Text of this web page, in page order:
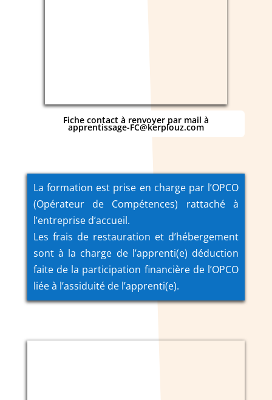
Fiche contact à renvoyer par mail à
apprentissage-FC@kerplouz.com
La formation est prise en charge par l’OPCO
(Opérateur de Compétences) rattaché à
l’entreprise d’accueil.
Les frais de restauration et d’hébergement
sont à la charge de l’apprenti(e) déduction
faite de la participation financière de l’OPCO
liée à l’assiduité de l’apprenti(e).